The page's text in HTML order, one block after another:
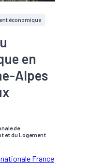
économique
en
Alpes
de
et du Logement
France